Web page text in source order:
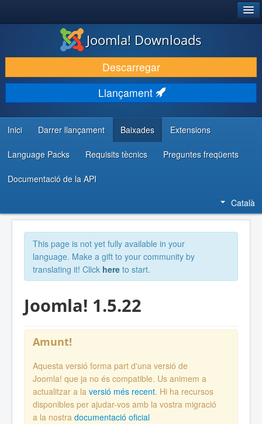
DESCARREGA & AMPLIA
DESCOBRIR & APRENDRE
COMUNITAT & SUPORT
RECURSOS PER DESENVOLUPADORS/ES
Joomla! Downloads
Descarregar
Llançament
Inici Darrer llançament Baixades Extensions
Language Packs Requisits tècnics Preguntes freqüents
Documentació de la API
Català
This page is not yet fully available in your
language. Make a gift to your community by
translating it! Click here to start.
Joomla! 1.5.22
Amunt!
Aquesta versió forma part d'una versió de
Joomla! que ja no és compatible. Us animem a
actualitzar a la versió més recent. Hi ha recursos
disponibles per ajudar-vos amb la vostra migració
a la nostra documentació oficial